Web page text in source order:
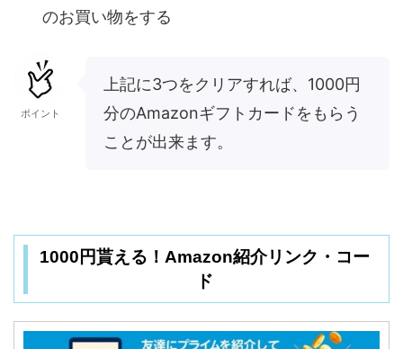
のお買い物をする
ポイント
上記に3つをクリアすれば、1000円
分のAmazonギフトカードをもらう
ことが出来ます。
1000円貰える！Amazon紹介リンク・コー
ド